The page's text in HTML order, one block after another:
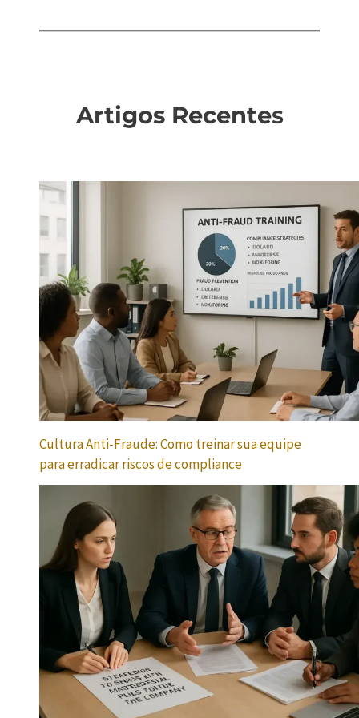
Artigos Recentes
Cultura Anti-Fraude: Como treinar sua equipe
para erradicar riscos de compliance